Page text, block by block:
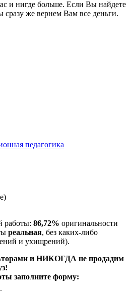
и нигде больше. Если Вы найдете
сразу же вернем Вам все деньги.
педагогика
работы: 86,72% оригинальности
реальная, без каких-либо
и ухищрений).
и НИКОГДА не продадим
заполните форму: